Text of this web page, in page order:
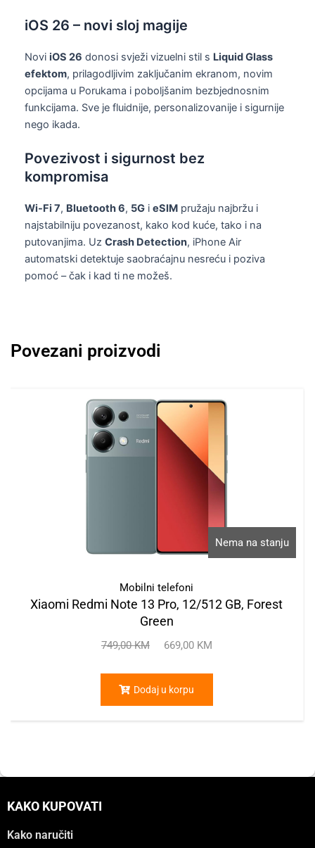
iOS 26 – novi sloj magije
Novi iOS 26 donosi svježi vizuelni stil s Liquid Glass
efektom, prilagodljivim zaključanim ekranom, novim
opcijama u Porukama i poboljšanim bezbjednosnim
funkcijama. Sve je fluidnije, personalizovanije i sigurnije
nego ikada.
Povezivost i sigurnost bez
kompromisa
Wi-Fi 7, Bluetooth 6, 5G i eSIM pružaju najbržu i
najstabilniju povezanost, kako kod kuće, tako i na
putovanjima. Uz Crash Detection, iPhone Air
automatski detektuje saobraćajnu nesreću i poziva
pomoć – čak i kad ti ne možeš.
Povezani proizvodi
Nema na stanju
Mobilni telefoni
Xiaomi Redmi Note 13 Pro, 12/512 GB, Forest
Green
749,00KM 669,00 KM
Dodaj u korpu
KAKO KUPOVATI
Kako naručiti